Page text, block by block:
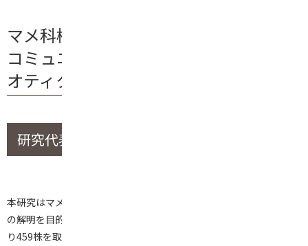
マメ科植物を鍵とした植物－微生物間
コミュニケーションの解読とプロバイ
オティクス創出
研究代表者：山口大学 前野 慎太朗 助教
本研究はマメ科植物をモデルに、植物と微生物の双方向的相互作用
の解明を目的として実施された。フィールド調査と微生物分離によ
り459株を取得し、一部で生育促進因子産生を確認した。さらに共